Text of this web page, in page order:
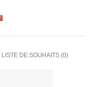
LISTE DE SOUHAITS (0)